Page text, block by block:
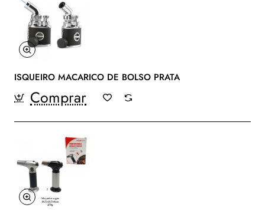
ISQUEIRO MACARICO DE BOLSO PRATA
Comprar